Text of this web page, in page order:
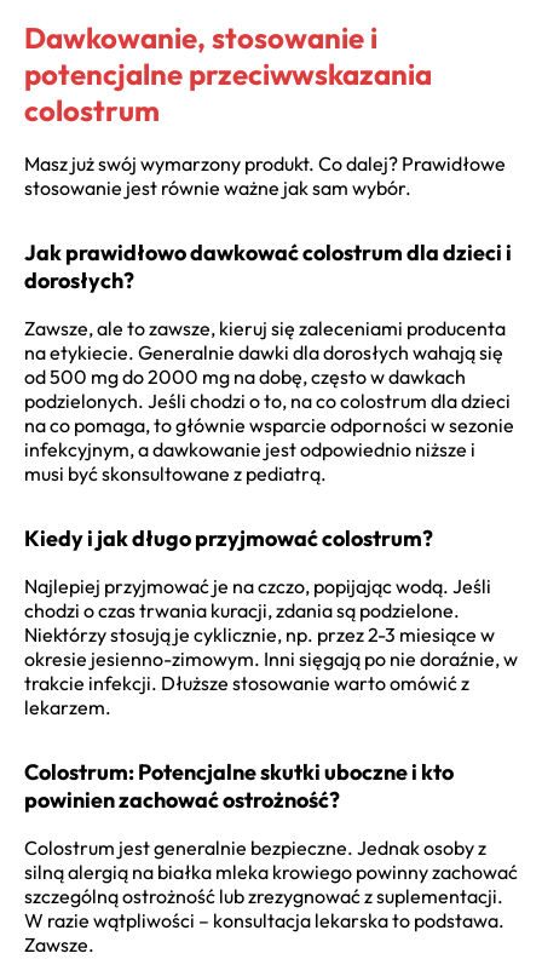
Dawkowanie, stosowanie i
potencjalne przeciwwskazania
colostrum
Masz już swój wymarzony produkt. Co dalej? Prawidłowe
stosowanie jest równie ważne jak sam wybór.
Jak prawidłowo dawkować colostrum dla dzieci i
dorosłych?
Zawsze, ale to zawsze, kieruj się zaleceniami producenta
na etykiecie. Generalnie dawki dla dorosłych wahają się
od 500 mg do 2000 mg na dobę, często w dawkach
podzielonych. Jeśli chodzi o to, na co colostrum dla dzieci
na co pomaga, to głównie wsparcie odporności w sezonie
infekcyjnym, a dawkowanie jest odpowiednio niższe i
musi być skonsultowane z pediatrą.
Kiedy i jak długo przyjmować colostrum?
Najlepiej przyjmować je na czczo, popijając wodą. Jeśli
chodzi o czas trwania kuracji, zdania są podzielone.
Niektórzy stosują je cyklicznie, np. przez 2-3 miesiące w
okresie jesienno-zimowym. Inni sięgają po nie doraźnie, w
trakcie infekcji. Dłuższe stosowanie warto omówić z
lekarzem.
Colostrum: Potencjalne skutki uboczne i kto
powinien zachować ostrożność?
Colostrum jest generalnie bezpieczne. Jednak osoby z
silną alergią na białka mleka krowiego powinny zachować
szczególną ostrożność lub zrezygnować z suplementacji.
W razie wątpliwości – konsultacja lekarska to podstawa.
Zawsze.